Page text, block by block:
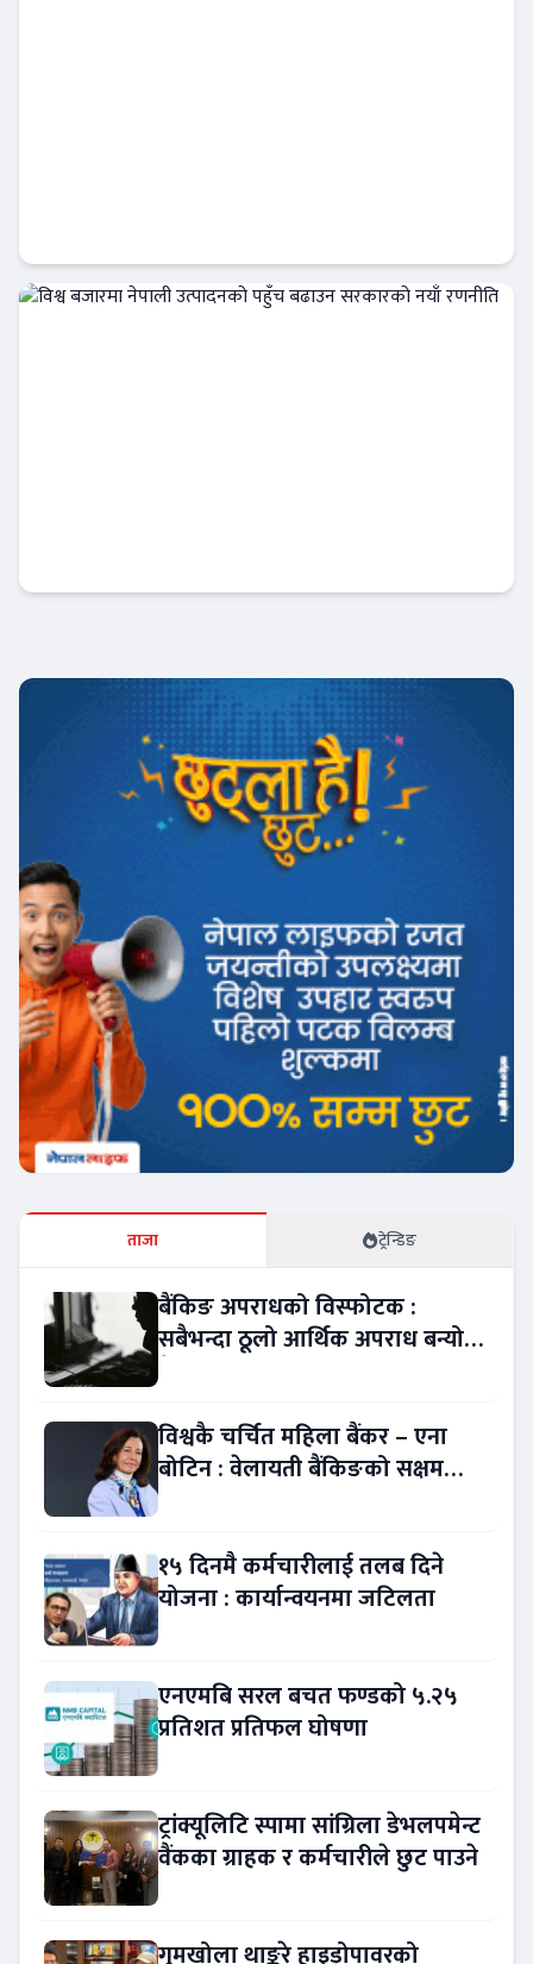
अर्थतन्त्र
ताजा ट्रेन्डिङ
बैंकिङ अपराधको विस्फोटक :
सबैभन्दा ठूलो आर्थिक अपराध बन्यो
विश्वकै चर्चित महिला बैंकर – एना
बोटिन : वेलायती बैंकिङको सक्षम
१५ दिनमै कर्मचारीलाई तलब दिने
योजना : कार्यान्वयनमा जटिलता
एनएमबि सरल बचत फण्डको ५.२५
प्रतिशत प्रतिफल घोषणा
ट्रांक्यूलिटि स्पामा सांग्रिला डेभलपमेन्ट
वैंकका ग्राहक र कर्मचारीले छुट पाउने